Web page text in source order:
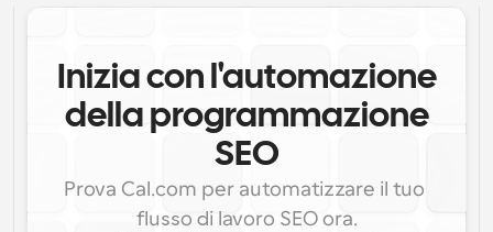
Inizia con l'automazione
della programmazione
SEO
Prova Cal.com per automatizzare il tuo
flusso di lavoro SEO ora.